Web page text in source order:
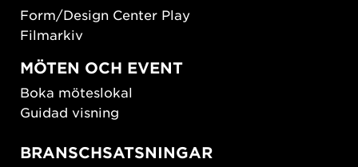
Form/Design Center Play
Filmarkiv
MÖTEN OCH EVENT
Boka möteslokal
Guidad visning
BRANSCHSATSNINGAR